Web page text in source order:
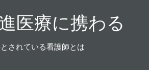
医療に携わる
されている看護師とは